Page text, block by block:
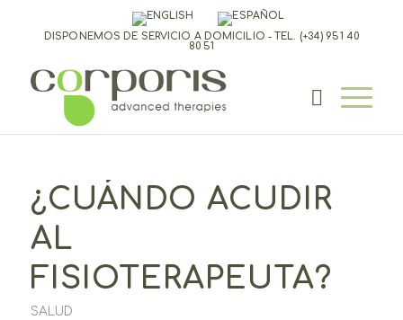
DISPONEMOS DE SERVICIO A DOMICILIO - TEL. (+34) 951 40
80 51
¿CUÁNDO ACUDIR
AL
FISIOTERAPEUTA?
SALUD